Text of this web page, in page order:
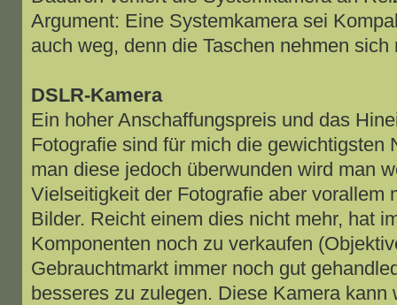
Argument: Eine Systemkamera sei
auch weg, denn die Taschen nehmen sich
DSLR-Kamera
Ein hoher Anschaffungspreis und das
Fotografie sind für mich die gewichtigsten
man diese jedoch überwunden wird man
Vielseitigkeit der Fotografie aber vorallem
Bilder. Reicht einem dies nicht mehr, hat
Komponenten noch zu verkaufen
Gebrauchtmarkt immer noch gut
besseres zu zulegen. Diese Kamera kann